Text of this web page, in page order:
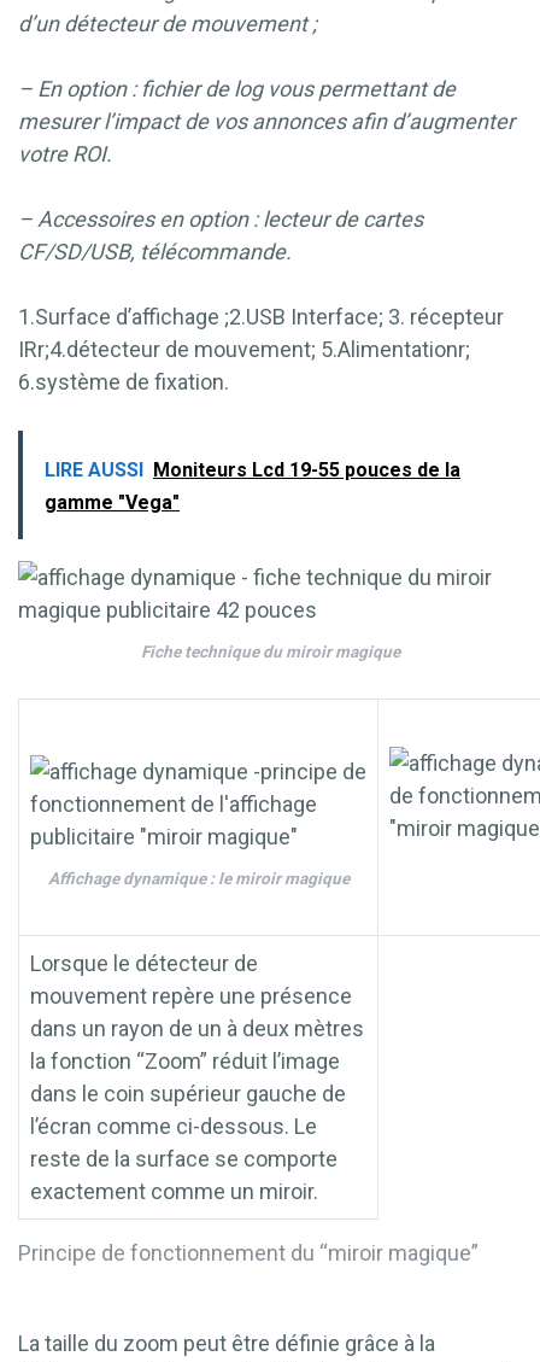
d’un détecteur de mouvement ;
– En option : fichier de log vous permettant de
mesurer l’impact de vos annonces afin d’augmenter
votre ROI.
– Accessoires en option : lecteur de cartes
CF/SD/USB, télécommande.
1.Surface d’affichage ;2.USB Interface; 3. récepteur
IRr;4.détecteur de mouvement; 5.Alimentationr;
6.système de fixation.
LIRE AUSSI
Moniteurs Lcd 19-55 pouces de la
gamme "Vega"
Fiche technique du miroir magique
Principe de fonctionnement du “miroir magique”
Affichage dynamique : le miroir magique
Lorsque le détecteur de
mouvement repère une présence
dans un rayon de un à deux mètres
la fonction “Zoom” réduit l’image
dans le coin supérieur gauche de
l’écran comme ci-dessous. Le
reste de la surface se comporte
exactement comme un miroir.
La taille du zoom peut être définie grâce à la